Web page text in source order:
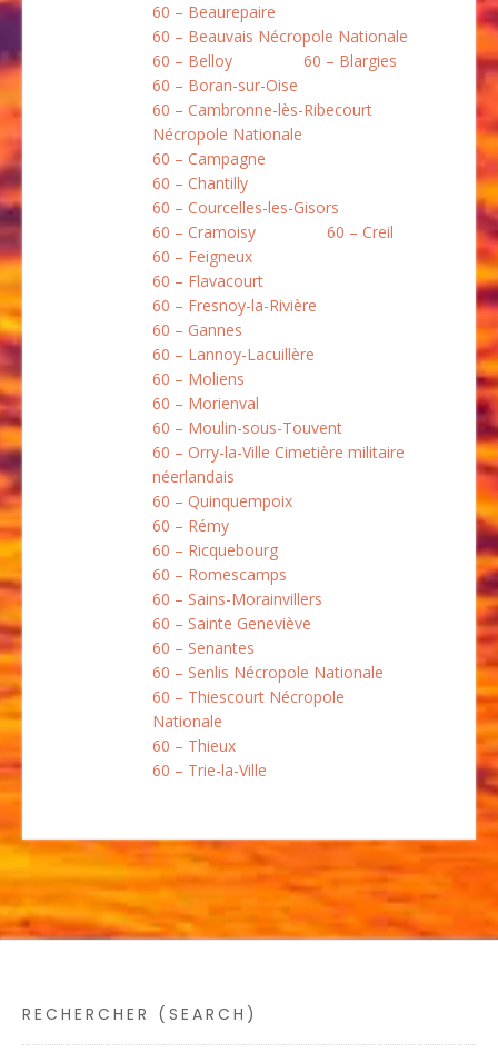
60 – Beaurepaire
60 – Beauvais Nécropole Nationale
60 – Belloy
60 – Blargies
60 – Boran-sur-Oise
60 – Cambronne-lès-Ribecourt
Nécropole Nationale
60 – Campagne
60 – Chantilly
60 – Courcelles-les-Gisors
60 – Cramoisy
60 – Creil
60 – Feigneux
60 – Flavacourt
60 – Fresnoy-la-Rivière
60 – Gannes
60 – Lannoy-Lacuillère
60 – Moliens
60 – Morienval
60 – Moulin-sous-Touvent
60 – Orry-la-Ville Cimetière militaire
néerlandais
60 – Quinquempoix
60 – Rémy
60 – Ricquebourg
60 – Romescamps
60 – Sains-Morainvillers
60 – Sainte Geneviève
60 – Senantes
60 – Senlis Nécropole Nationale
60 – Thiescourt Nécropole
Nationale
60 – Thieux
60 – Trie-la-Ville
RECHERCHER (SEARCH)